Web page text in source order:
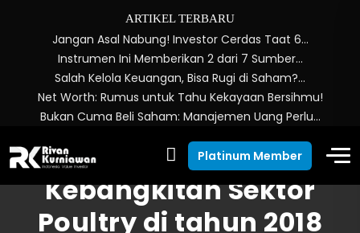
ARTIKEL TERBARU
Jangan Asal Nabung! Investor Cerdas Taat 6…
Instrumen Ini Memberikan 2 dari 7 Sumber…
Salah Kelola Keuangan, Bisa Rugi di Saham?…
Net Worth: Rumus untuk Tahu Kekayaan Bersihmu!
Bukan Cuma Beli Saham: Manajemen Uang Perlu…
Platinum Member
Momentum
Kebangkitan Sektor
Poultry di tahun 2018